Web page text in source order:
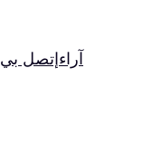
آراءإتصل بي